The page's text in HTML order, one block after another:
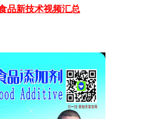
品新技术视频汇总